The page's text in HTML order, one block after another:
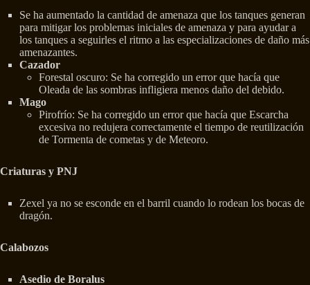
Se ha aumentado la cantidad de amenaza que los tanques generan
para mitigar los problemas iniciales de amenaza y para ayudar a
los tanques a seguirles el ritmo a las especializaciones de daño más
amenazantes.
Cazador
Forestal oscuro: Se ha corregido un error que hacía que
Oleada de las sombras infligiera menos daño del debido.
Mago
Pirofrío: Se ha corregido un error que hacía que Escarcha
excesiva no redujera correctamente el tiempo de reutilización
de Tormenta de cometas y de Meteoro.
Criaturas y PNJ
Zexel ya no se esconde en el barril cuando lo rodean los bocas de
dragón.
Calabozos
Asedio de Boralus